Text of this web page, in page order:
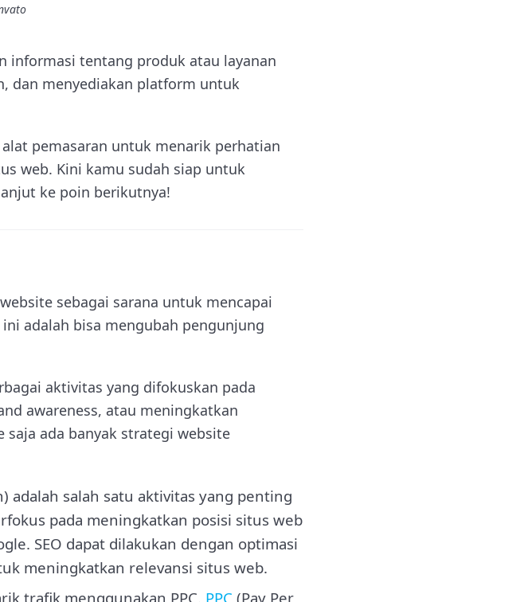
informasi tentang produk atau layanan
dan menyediakan platform untuk
pemasaran untuk menarik perhatian
web. Kini kamu sudah siap untuk
ke poin berikutnya!
sebagai sarana untuk mencapai
adalah bisa mengubah pengunjung
aktivitas yang difokuskan pada
awareness, atau meningkatkan
ada banyak strategi website
adalah salah satu aktivitas yang penting
pada meningkatkan posisi situs web
SEO dapat dilakukan dengan optimasi
meningkatkan relevansi situs web.
trafik menggunakan PPC. PPC (Pay Per